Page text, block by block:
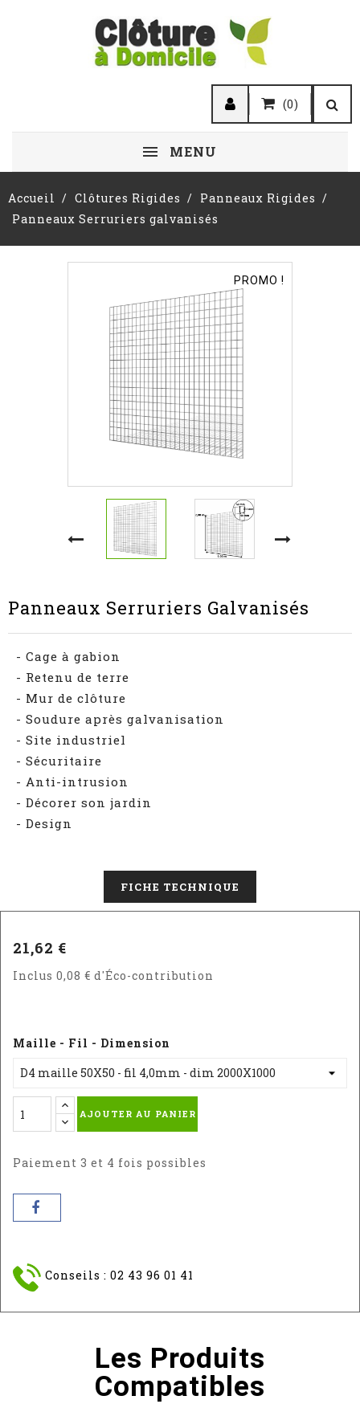
(0)
MENU
Accueil Clôtures Rigides
Panneaux Rigides
Panneaux Serruriers galvanisés
PROMO !
Panneaux Serruriers Galvanisés
- Cage à gabion
- Retenu de terre
- Mur de clôture
- Soudure après galvanisation
- Site industriel
- Sécuritaire
- Anti-intrusion
- Décorer son jardin
- Design
FICHE TECHNIQUE
21,62 €
Inclus 0,08 € d'Éco-contribution
Maille - Fil - Dimension
AJOUTER AU PANIER
Paiement 3 et 4 fois possibles
Conseils : 02 43 96 01 41
Les Produits
Compatibles